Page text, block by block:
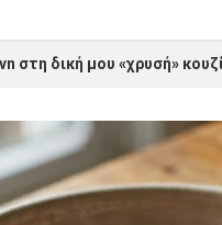
στη δική μου «χρυσή»